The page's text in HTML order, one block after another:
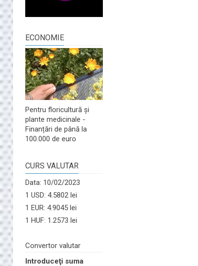
ECONOMIE
Pentru floricultură și
plante medicinale -
Finanțări de până la
100.000 de euro
CURS VALUTAR
Data: 10/02/2023
1 USD: 4.5802 lei
1 EUR: 4.9045 lei
1 HUF: 1.2573 lei
Convertor valutar
Introduceţi suma